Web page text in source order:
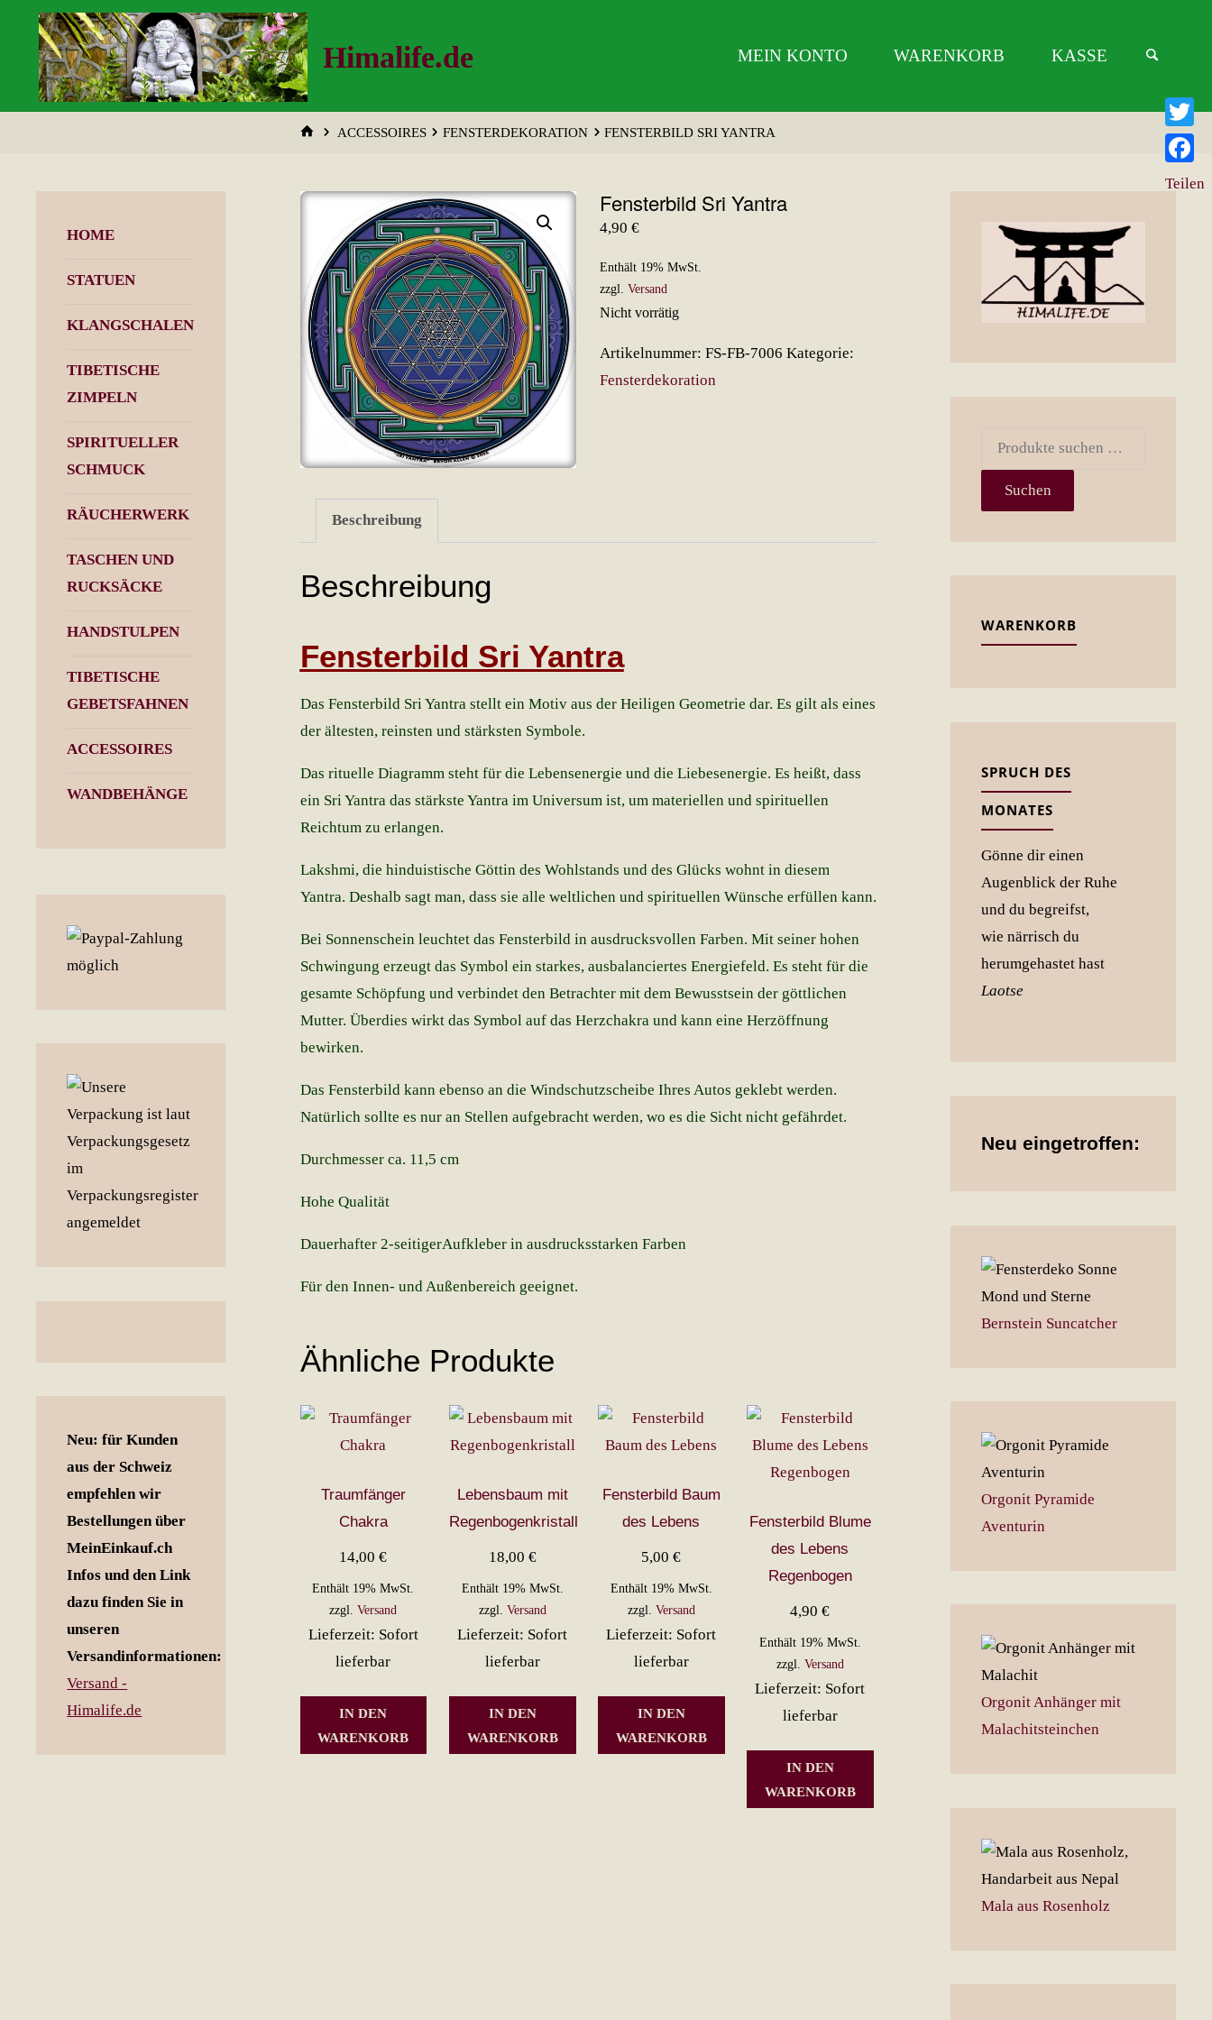
springen
Himalife.de MEIN KONTO WARENKORB KASSE
START
ACCESSOIRES FENSTERDEKORATION FENSTERBILD SRI YANTRA
Fensterbild Sri Yantra
4,90 €
Enthält 19% MwSt.
zzgl. Versand
Nicht vorrätig
Artikelnummer: FS-FB-7006 Kategorie:
Fensterdekoration
Beschreibung
Beschreibung
Fensterbild Sri Yantra
Das Fensterbild Sri Yantra stellt ein Motiv aus der Heiligen Geometrie dar. Es gilt als eines
der ältesten, reinsten und stärksten Symbole.
Das rituelle Diagramm steht für die Lebensenergie und die Liebesenergie. Es heißt, dass
ein Sri Yantra das stärkste Yantra im Universum ist, um materiellen und spirituellen
Reichtum zu erlangen.
Lakshmi, die hinduistische Göttin des Wohlstands und des Glücks wohnt in diesem
Yantra. Deshalb sagt man, dass sie alle weltlichen und spirituellen Wünsche erfüllen kann.
Bei Sonnenschein leuchtet das Fensterbild in ausdrucksvollen Farben. Mit seiner hohen
Schwingung erzeugt das Symbol ein starkes, ausbalanciertes Energiefeld. Es steht für die
gesamte Schöpfung und verbindet den Betrachter mit dem Bewusstsein der göttlichen
Mutter. Überdies wirkt das Symbol auf das Herzchakra und kann eine Herzöffnung
bewirken.
Das Fensterbild kann ebenso an die Windschutzscheibe Ihres Autos geklebt werden.
Natürlich sollte es nur an Stellen aufgebracht werden, wo es die Sicht nicht gefährdet.
Durchmesser ca. 11,5 cm
Hohe Qualität
Dauerhafter 2-seitigerAufkleber in ausdrucksstarken Farben
Für den Innen- und Außenbereich geeignet.
Ähnliche Produkte
Traumfänger
Chakra
14,00€
Enthält 19% MwSt.
zzgl.Versand
Lieferzeit: Sofort
lieferbar
IN DEN
WARENKORB
Lebensbaum mit
Regenbogenkristall
18,00 €
Enthält 19% MwSt.
zzgl. Versand
Lieferzeit: Sofort
lieferbar
IN DEN
WARENKORB
Fensterbild Baum
des Lebens
5,00€
Enthält 19% MwSt.
zzgl. Versand
Lieferzeit: Sofort
lieferbar
IN DEN
WARENKORB
Fensterbild Blume
des Lebens
Regenbogen
4,90€
Enthält 19% MwSt.
zzgl. Versand
Lieferzeit: Sofort
lieferbar
IN DEN
WARENKORB
HOME
STATUEN
KLANGSCHALEN
TIBETISCHE
ZIMPELN
SPIRITUELLER
SCHMUCK
RÄUCHERWERK
TASCHEN UND
RUCKSÄCKE
HANDSTULPEN
TIBETISCHE
GEBETSFAHNEN
ACCESSOIRES
WANDBEHÄNGE
Neu: für Kunden
aus der Schweiz
empfehlen wir
Bestellungen über
MeinEinkauf.ch
Infos und den Link
dazu finden Sie in
unseren
Versandinformationen:
Versand -
Himalife.de
Suchen
nach:
Suchen
WARENKORB
SPRUCH DES
MONATES
Gönne dir einen
Augenblick der Ruhe
und du begreifst,
wie närrisch du
herumgehastet hast
Laotse
Neu eingetroffen:
Bernstein Suncatcher
Orgonit Pyramide
Aventurin
Orgonit Anhänger mit
Malachitsteinchen
Mala aus Rosenholz
Twitter
Teilen